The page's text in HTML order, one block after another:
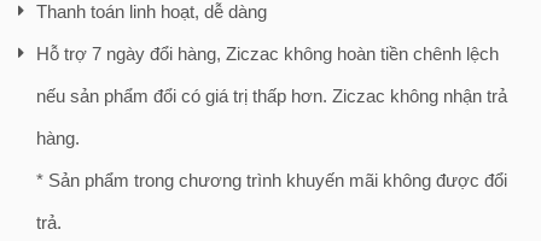
Thanh toán linh hoạt, dễ dàng
Hỗ trợ 7 ngày đổi hàng, Ziczac không hoàn tiền chênh lệch
nếu sản phẩm đổi có giá trị thấp hơn. Ziczac không nhận trả
hàng.
* Sản phẩm trong chương trình khuyến mãi không được đổi
trả.